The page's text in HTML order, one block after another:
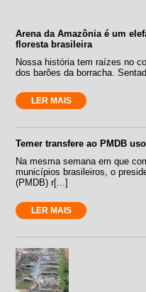
Arena da Amazônia é um
floresta brasileira
Nossa história tem raízes no
dos barões da borracha.
LER MAIS
Temer transfere ao PMDB
Na mesma semana em que
municípios brasileiros, o
(PMDB) r[...]
LER MAIS